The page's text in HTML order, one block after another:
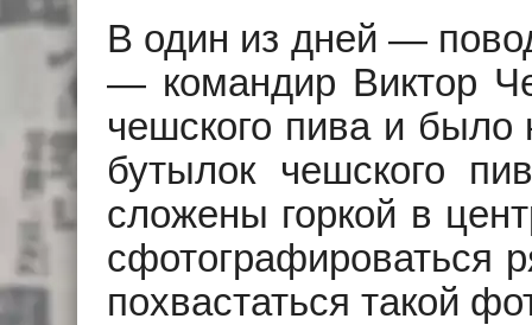
В один из дней —
— командир Виктор
чешского пива и было
бутылок чешского
сложены горкой в
сфотографироваться
похвастаться такой